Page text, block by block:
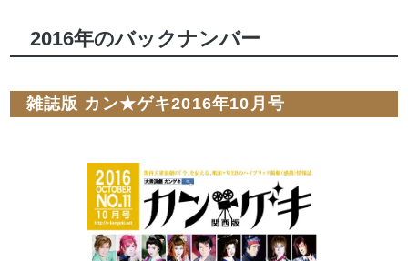
2016年のバックナンバー
雑誌版 カン★ゲキ2016年10月号